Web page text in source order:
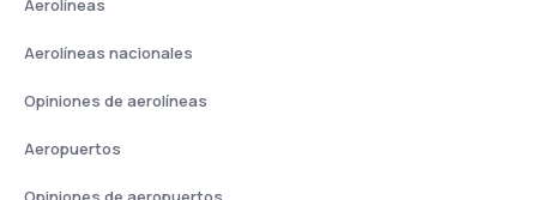
Aerolíneas
Aerolíneas nacionales
Opiniones de aerolíneas
Aeropuertos